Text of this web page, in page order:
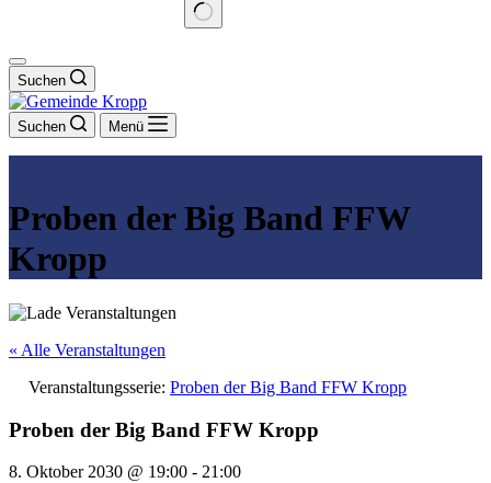
Suchen
Suchen Menü
Proben der Big Band FFW
Kropp
« Alle Veranstaltungen
Veranstaltungsserie: Proben der Big Band FFW Kropp
Proben der Big Band FFW Kropp
8. Oktober 2030 @ 19:00 - 21:00